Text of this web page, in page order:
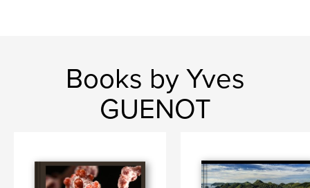
Books by Yves
GUENOT